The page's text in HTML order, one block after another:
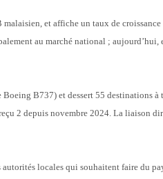
et affiche un taux de croissance
au marché national ; aujourd’hui,
B737) et dessert 55 destinations à
2 depuis novembre 2024. La liaison
locales qui souhaitent faire du